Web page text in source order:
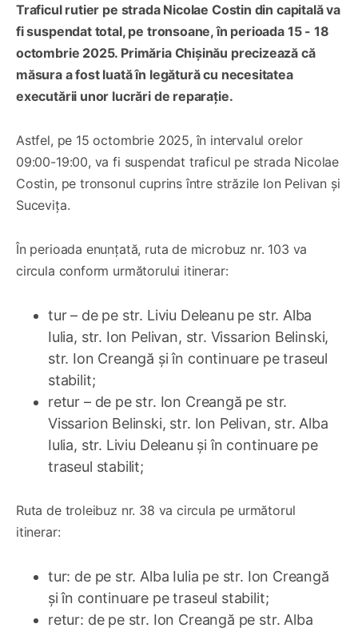
Traficul rutier pe strada Nicolae Costin din capitală va
fi suspendat total, pe tronsoane, în perioada 15 - 18
octombrie 2025. Primăria Chișinău precizează că
măsura a fost luată în legătură cu necesitatea
executării unor lucrări de reparație.
Astfel, pe 15 octombrie 2025, în intervalul orelor
09:00-19:00, va fi suspendat traficul pe strada Nicolae
Costin, pe tronsonul cuprins între străzile Ion Pelivan și
Sucevița.
În perioada enunțată, ruta de microbuz nr. 103 va
circula conform următorului itinerar:
tur – de pe str. Liviu Deleanu pe str. Alba
Iulia, str. Ion Pelivan, str. Vissarion Belinski,
str. Ion Creangă și în continuare pe traseul
stabilit;
retur – de pe str. Ion Creangă pe str.
Vissarion Belinski, str. Ion Pelivan, str. Alba
Iulia, str. Liviu Deleanu și în continuare pe
traseul stabilit;
Ruta de troleibuz nr. 38 va circula pe următorul
itinerar:
tur: de pe str. Alba Iulia pe str. Ion Creangă
și în continuare pe traseul stabilit;
retur: de pe str. Ion Creangă pe str. Alba